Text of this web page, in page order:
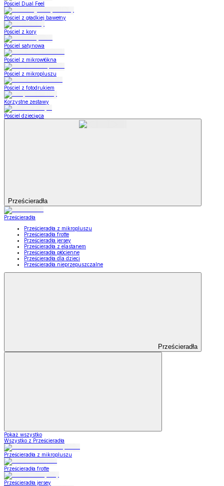
Pościel Dual Feel
Pościel z gładkiej bawełny
Pościel z kory
Pościel satynowa
Pościel z mikrowłókna
Pościel z mikropluszu
Pościel z fotodrukiem
Korzystne zestawy
Pościel dziecięca
Prześcieradła
Prześcieradła
Prześcieradła z mikropluszu
Prześcieradła frotte
Prześcieradła jersey
Prześcieradła z elastanem
Prześcieradła płócienne
Prześcieradła dla dzieci
Prześcieradła nieprzepuszczalne
Prześcieradła
Pokaż wszystko
Wszystko z Prześcieradła
Prześcieradła z mikropluszu
Prześcieradła frotte
Prześcieradła jersey